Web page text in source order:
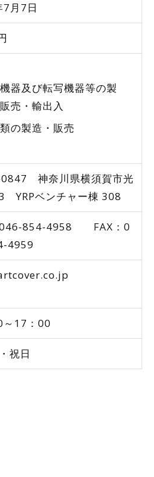
月7日
器及び転写機器等の製
売・輸出入
の製造・販売
神奈川県横須賀市光
YRPベンチャー棟 308
046-854-4958 FAX：0
4959
～17：00
祝日